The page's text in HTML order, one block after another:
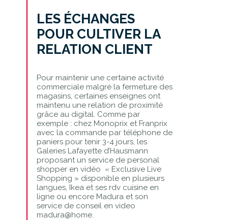
LES ÉCHANGES
POUR CULTIVER LA
RELATION CLIENT
Pour maintenir une certaine activité
commerciale malgré la fermeture des
magasins, certaines enseignes ont
maintenu une relation de proximité
grâce au digital. Comme par
exemple : chez Monoprix et Franprix
avec la commande par téléphone de
paniers pour tenir 3-4 jours, les
Galeries Lafayette d’Hausmann
proposant un service de personal
shopper en vidéo « Exclusive Live
Shopping » disponible en plusieurs
langues, Ikea et ses rdv cuisine en
ligne ou encore Madura et son
service de conseil en video
madura@home.